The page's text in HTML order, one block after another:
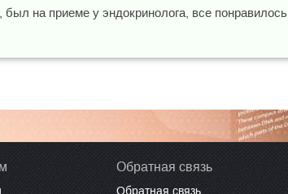
на приеме у эндокринолога, все понравилось
Обратная связь
Обратная связь